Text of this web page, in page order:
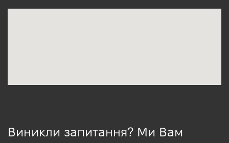
Виникли запитання? Ми Вам